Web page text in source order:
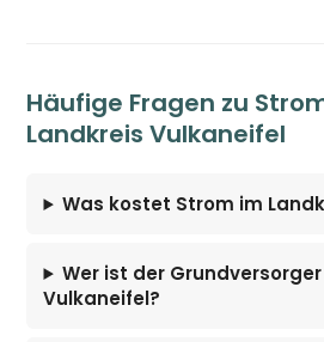
Häufige Fragen zu
Landkreis Vulkaneifel
Was kostet Strom im
Wer ist der
Vulkaneifel?